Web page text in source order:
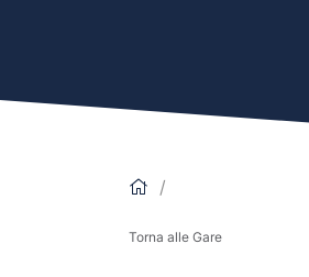
Torna alle Gare